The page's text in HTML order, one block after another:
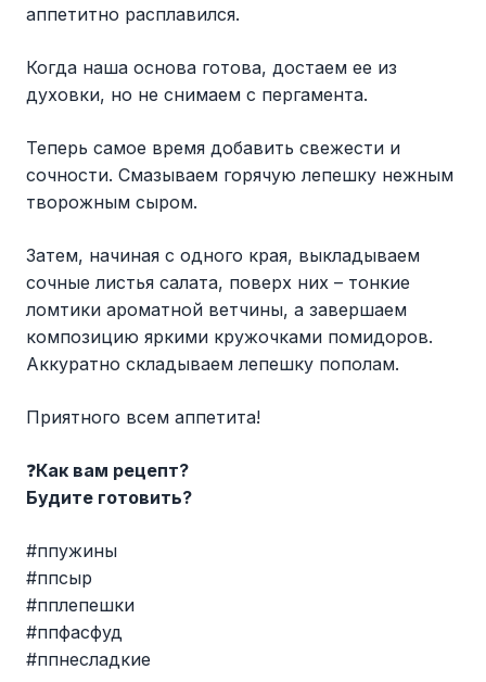
аппетитно расплавился.
Когда наша основа готова, достаем ее из
духовки, но не снимаем с пергамента.
Теперь самое время добавить свежести и
сочности. Смазываем горячую лепешку нежным
творожным сыром.
Затем, начиная с одного края, выкладываем
сочные листья салата, поверх них – тонкие
ломтики ароматной ветчины, а завершаем
композицию яркими кружочками помидоров.
Аккуратно складываем лепешку пополам.
Приятного всем аппетита!
❓Как вам рецепт?
Будите готовить?
#ппужины
#ппсыр
#пплепешки
#ппфасфуд
#ппнесладкие